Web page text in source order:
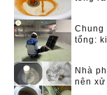
tổng:
Nhà
nên